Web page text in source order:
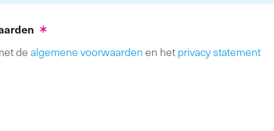
de algemene voorwaarden en het privacy statement